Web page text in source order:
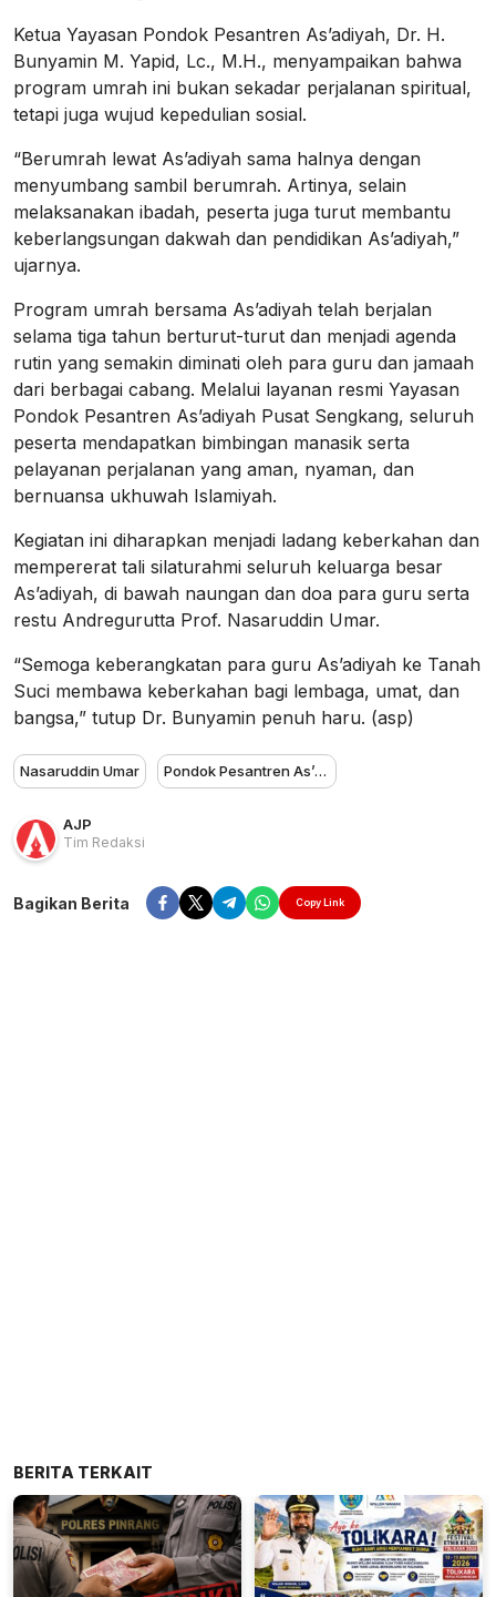
Ketua Yayasan Pondok Pesantren As’adiyah, Dr. H.
Bunyamin M. Yapid, Lc., M.H., menyampaikan bahwa
program umrah ini bukan sekadar perjalanan spiritual,
tetapi juga wujud kepedulian sosial.
“Berumrah lewat As’adiyah sama halnya dengan
menyumbang sambil berumrah. Artinya, selain
melaksanakan ibadah, peserta juga turut membantu
keberlangsungan dakwah dan pendidikan As’adiyah,”
ujarnya.
Program umrah bersama As’adiyah telah berjalan
selama tiga tahun berturut-turut dan menjadi agenda
rutin yang semakin diminati oleh para guru dan jamaah
dari berbagai cabang. Melalui layanan resmi Yayasan
Pondok Pesantren As’adiyah Pusat Sengkang, seluruh
peserta mendapatkan bimbingan manasik serta
pelayanan perjalanan yang aman, nyaman, dan
bernuansa ukhuwah Islamiyah.
Kegiatan ini diharapkan menjadi ladang keberkahan dan
mempererat tali silaturahmi seluruh keluarga besar
As’adiyah, di bawah naungan dan doa para guru serta
restu Andregurutta Prof. Nasaruddin Umar.
“Semoga keberangkatan para guru As’adiyah ke Tanah
Suci membawa keberkahan bagi lembaga, umat, dan
bangsa,” tutup Dr. Bunyamin penuh haru. (asp)
Nasaruddin Umar Pondok Pesantren As’adiyah
AJP
Tim Redaksi
Bagikan Berita Copy Link
BERITA TERKAIT